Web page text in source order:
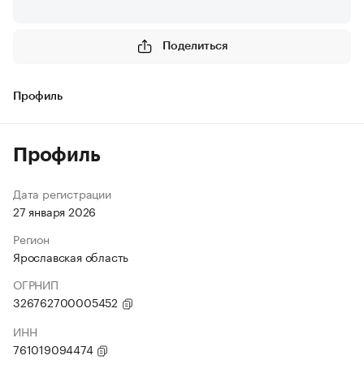
Поделиться
Профиль
Профиль
Дата регистрации
27 января 2026
Регион
Ярославская область
ОГРНИП
326762700005452
ИНН
761019094474